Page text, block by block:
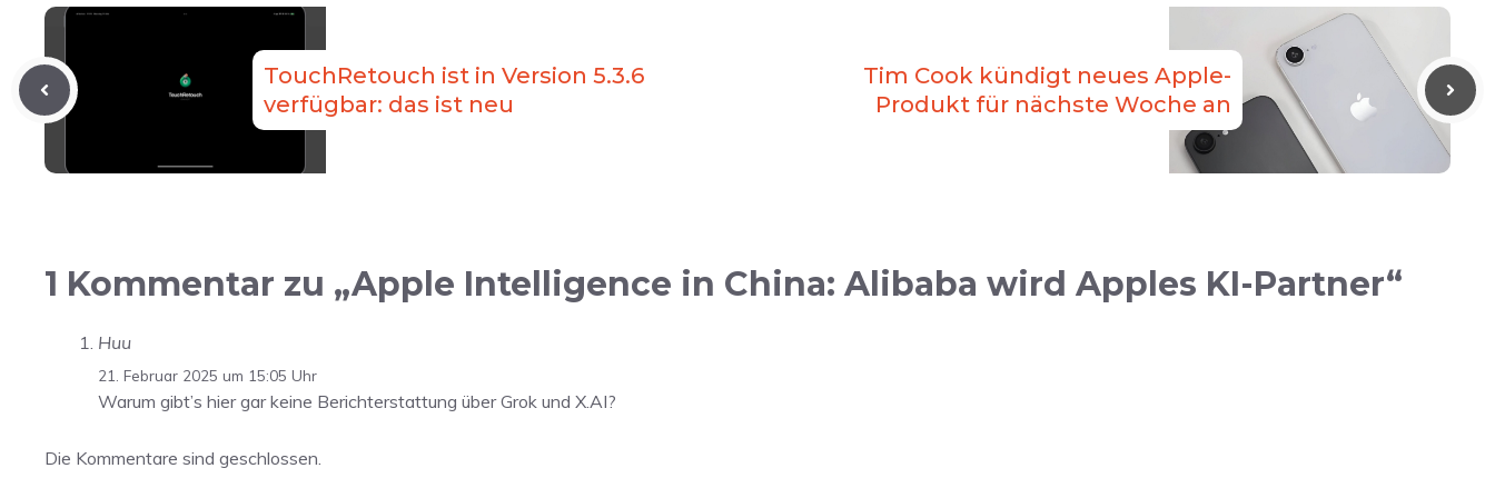
TouchRetouch ist in Version 5.3.6
verfügbar: das ist neu
Tim Cook kündigt neues Apple-
Produkt für nächste Woche an
1 Kommentar zu „Apple Intelligence in China: Alibaba wird Apples KI-Partner“
Huu
21. Februar 2025 um 15:05 Uhr
Warum gibt’s hier gar keine Berichterstattung über Grok und X.AI?
Die Kommentare sind geschlossen.